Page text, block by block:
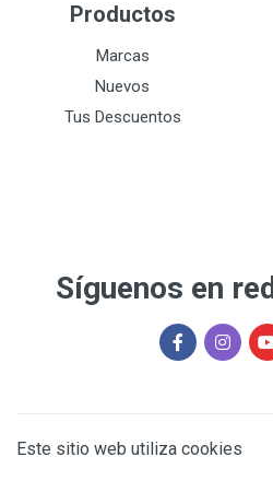
Productos
Marcas
Nuevos
Tus Descuentos
Síguenos en
Este sitio web utiliza cookies